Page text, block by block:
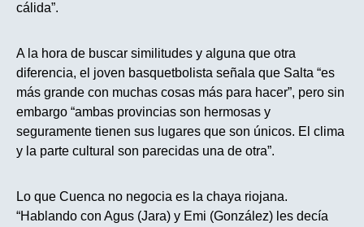
cálida”.
A la hora de buscar similitudes y alguna que otra
diferencia, el joven basquetbolista señala que Salta “es
más grande con muchas cosas más para hacer”, pero sin
embargo “ambas provincias son hermosas y
seguramente tienen sus lugares que son únicos. El clima
y la parte cultural son parecidas una de otra”.
Lo que Cuenca no negocia es la chaya riojana.
“Hablando con Agus (Jara) y Emi (González) les decía